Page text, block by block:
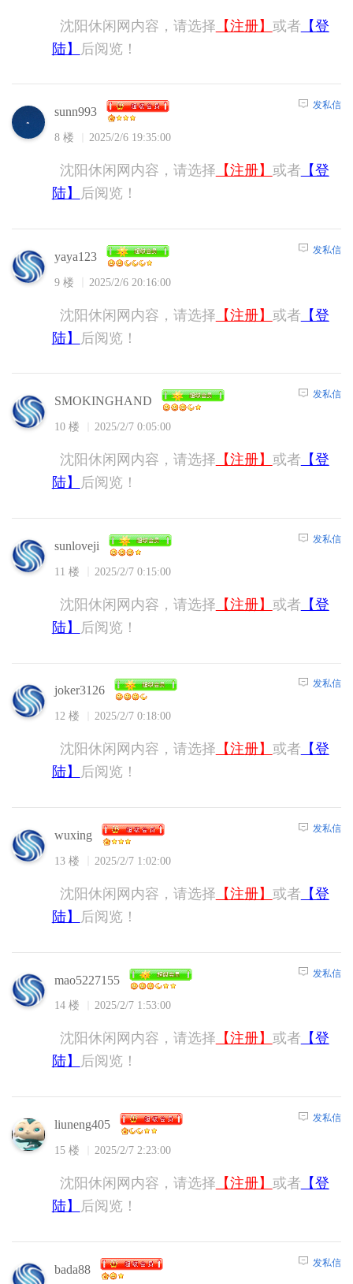
沈阳休闲网内容，请选择 【注册】 或者 【登
陆】
后阅览！
sunn993
8 楼 2025/2/6 19:35:00
发私信
沈阳休闲网内容，请选择 【注册】 或者 【登
陆】
后阅览！
yaya123
9 楼 2025/2/6 20:16:00
发私信
沈阳休闲网内容，请选择 【注册】 或者 【登
陆】
后阅览！
SMOKINGHAND
10 楼 2025/2/7 0:05:00
发私信
沈阳休闲网内容，请选择 【注册】 或者 【登
陆】
后阅览！
sunloveji
11 楼 2025/2/7 0:15:00
发私信
沈阳休闲网内容，请选择 【注册】 或者 【登
陆】
后阅览！
joker3126
12 楼 2025/2/7 0:18:00
发私信
沈阳休闲网内容，请选择 【注册】 或者 【登
陆】
后阅览！
wuxing
13 楼 2025/2/7 1:02:00
发私信
沈阳休闲网内容，请选择 【注册】 或者 【登
陆】
后阅览！
mao5227155
14 楼 2025/2/7 1:53:00
发私信
沈阳休闲网内容，请选择 【注册】 或者 【登
陆】
后阅览！
liuneng405
15 楼 2025/2/7 2:23:00
发私信
沈阳休闲网内容，请选择 【注册】 或者 【登
陆】
后阅览！
bada88 发私信